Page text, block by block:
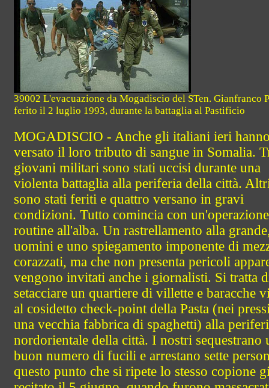
39002 L'evacuazione da Mogadiscio del STen. Gianfranco
ferito il 2 luglio 1993, durante la battaglia al Pastificio
MOGADISCIO - Anche gli italiani ieri
versato il loro tributo di sangue in Somalia.
giovani militari sono stati uccisi durante una
violenta battaglia alla periferia della città.
sono stati feriti e quattro versano in gravi
condizioni. Tutto comincia con
routine all'alba. Un rastrellamento alla
uomini e uno spiegamento imponente di
corazzati, ma che non presenta pericoli
vengono invitati anche i giornalisti. Si tratta
setacciare un quartiere di villette e baracche
al cosidetto check-point della Pasta (nei
una vecchia fabbrica di spaghetti) alla
nordorientale della città. I nostri sequestrano
buon numero di fucili e arrestano sette
questo punto che si ripete lo stesso copione